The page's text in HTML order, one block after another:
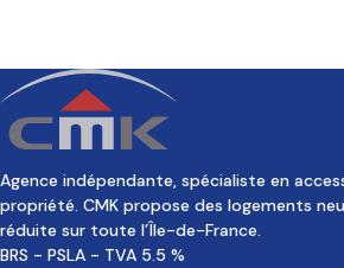
Agence indépendante, spécialiste en
propriété. CMK propose des logements
réduite sur toute l’Île-de-France.
BRS - PSLA - TVA 5.5 %